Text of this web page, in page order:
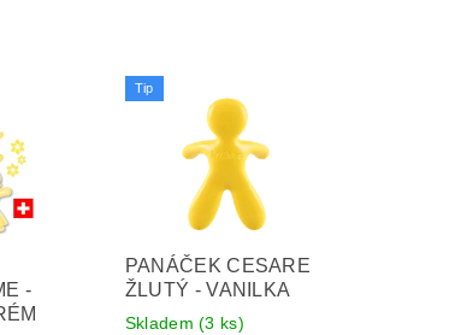
-
Tip
PANÁČEK CESARE
ŽLUTÝ - VANILKA
Skladem(3 ks)